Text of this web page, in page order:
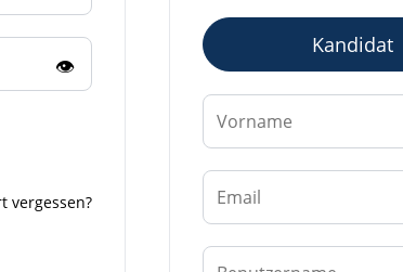
👁
vergessen?
Kandidat